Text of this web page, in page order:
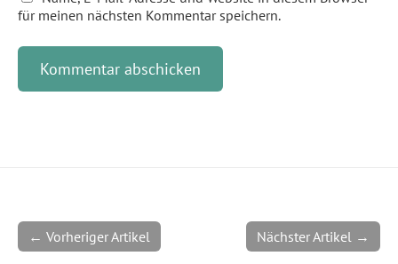
für meinen nächsten Kommentar speichern.
Nächster Artikel →
← Vorheriger Artikel